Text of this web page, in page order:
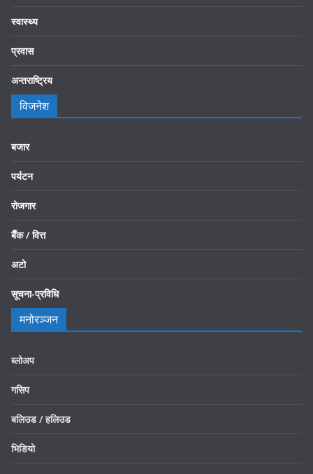
स्वास्थ्य
प्रवास
अन्तराष्ट्रिय
विजनेश
बजार
पर्यटन
रोजगार
बैँक / वित्त
अटो
सूचना-प्रविधि
मनोरञ्जन
ब्लोअप
गसिप
बलिउड / हलिउड
भिडियो